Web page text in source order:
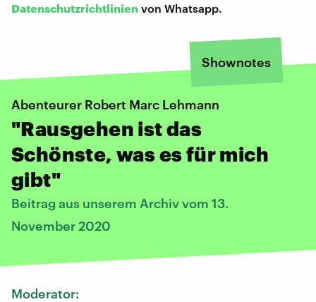
Datenschutzrichtlinien von Whatsapp.
Shownotes
Abenteurer Robert Marc Lehmann
"Rausgehen ist das
Schönste, was es für mich
gibt"
Beitrag aus unserem Archiv vom 13.
November 2020
Moderator: